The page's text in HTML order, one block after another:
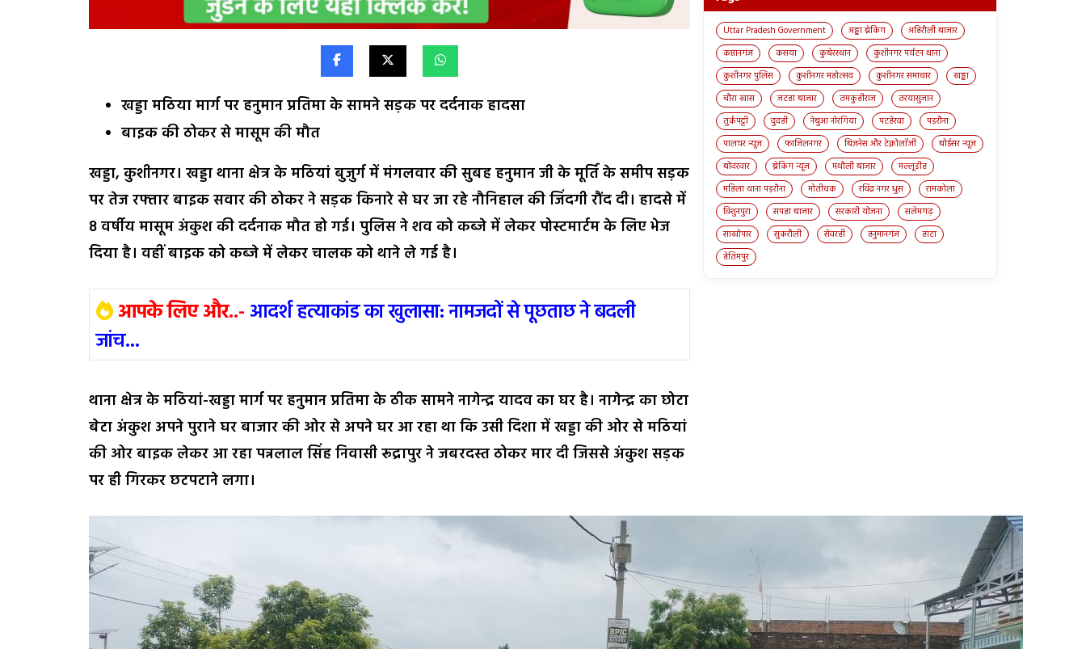
खड्डा मठिया मार्ग पर हनुमान प्रतिमा के सामने सड़क पर दर्दनाक हादसा
बाइक की ठोकर से मासूम की मौत
खड्डा, कुशीनगर। खड्डा थाना क्षेत्र के मठियां बुजुर्ग में मंगलवार की सुबह हनुमान जी के मूर्ति के समीप सड़क
पर तेज रफ्तार बाइक सवार की ठोकर ने सड़क किनारे से घर जा रहे नौनिहाल की जिंदगी रौंद दी। हादसे में
8 वर्षीय मासूम अंकुश की दर्दनाक मौत हो गई। पुलिस ने शव को कब्जे में लेकर पोस्टमार्टम के लिए भेज
दिया है। वहीं बाइक को कब्जे में लेकर चालक को थाने ले गई है।
आपके लिए और..- आदर्श हत्याकांड का खुलासा: नामजदों से पूछताछ ने बदली
जांच...
थाना क्षेत्र के मठियां-खड्डा मार्ग पर हनुमान प्रतिमा के ठीक सामने नागेन्द्र यादव का घर है। नागेन्द्र का छोटा
बेटा अंकुश अपने पुराने घर बाजार की ओर से अपने घर आ रहा था कि उसी दिशा में खड्डा की ओर से मठियां
की ओर बाइक लेकर आ रहा पन्नलाल सिंह निवासी रूद्रापुर ने जबरदस्त ठोकर मार दी जिससे अंकुश सड़क
पर ही गिरकर छटपटाने लगा।
Uttar Pradesh Government अड्डा ब्रेकिंग
अहिरौली बाजार
कप्तानगंज
कसया कुबेरस्थान
कुशीनगर पर्यटन थाना
कुशीनगर पुलिस
कुशीनगर महोत्सव कुशीनगर समाचार
खड्डा
चौरा खास
जटहा बाजार तमकुहीराज
तरयासुजान
तुर्कपट्टी
दुदही नेबुआ नोरंगिया पटहेरवा
पड़रौना
पालघर न्यूज़
फाजिलनगर बिज़नेस और टेक्नोलॉजी
बोईसर न्यूज़
बोदरवार
ब्रेकिंग न्यूज़ मथौली बाजार
मल्लूडीह
महिला थाना पड़रौना
मोतीचक रविंद्र नगर धुस
रामकोला
विशुनपुरा
सपहा बाजार सरकारी योजना
सलेमगढ़
साखोपार
सुकरौली सेवरही हनुमानगंज
हाटा
हेतिमपुर